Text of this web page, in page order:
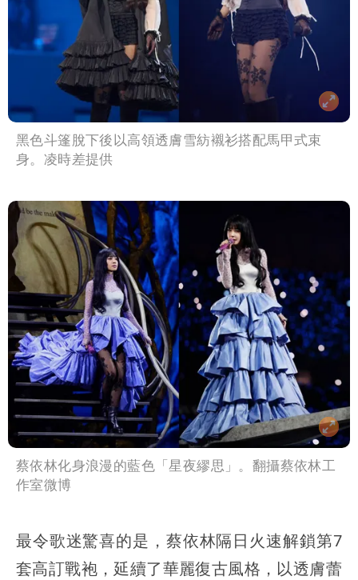
黑色斗篷脫下後以高領透膚雪紡襯衫搭配馬甲式束
身。凌時差提供
蔡依林化身浪漫的藍色「星夜繆思」。翻攝蔡依林工
作室微博
最令歌迷驚喜的是，蔡依林隔日火速解鎖第7
套高訂戰袍，延續了華麗復古風格，以透膚蕾